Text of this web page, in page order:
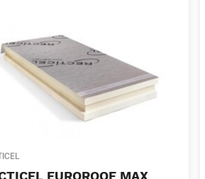
EUROROOF MAX